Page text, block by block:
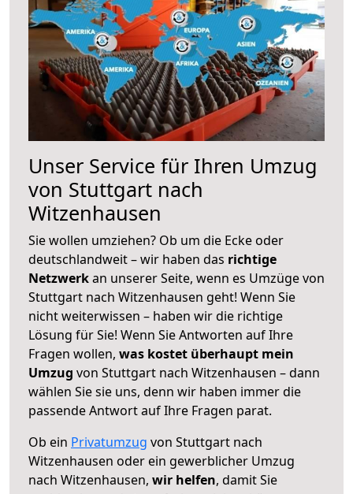
Unser Service für Ihren Umzug
von Stuttgart nach
Witzenhausen
Sie wollen umziehen? Ob um die Ecke oder
deutschlandweit – wir haben das richtige
Netzwerkan unserer Seite, wenn es Umzüge von
Stuttgart nach Witzenhausen geht! Wenn Sie
nicht weiterwissen – haben wir die richtige
Lösung für Sie! Wenn Sie Antworten auf Ihre
Fragen wollen, was kostet überhaupt mein
Umzug von Stuttgart nach Witzenhausen – dann
wählen Sie sie uns, denn wir haben immer die
passende Antwort auf Ihre Fragen parat.
Ob ein Privatumzug von Stuttgart nach
Witzenhausen oder ein gewerblicher Umzug
nach Witzenhausen, wir helfen, damit Sie